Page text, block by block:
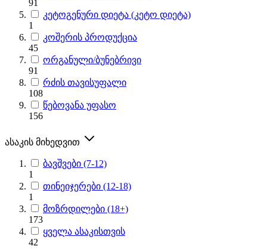
91
კეტოგენური დიეტა (კეტო დიეტა)
1
კოშერის პროდუქცია
45
ორგანული/ბუნებრივი
91
რძის თავისუფალი
108
წებოვანა უფასო
156
ასაკის მიხედვით
ბავშვები (7-12)
1
თინეიჯერები (12-18)
1
მოზრდილები (18+)
173
ყველა ასაკისთვის
42